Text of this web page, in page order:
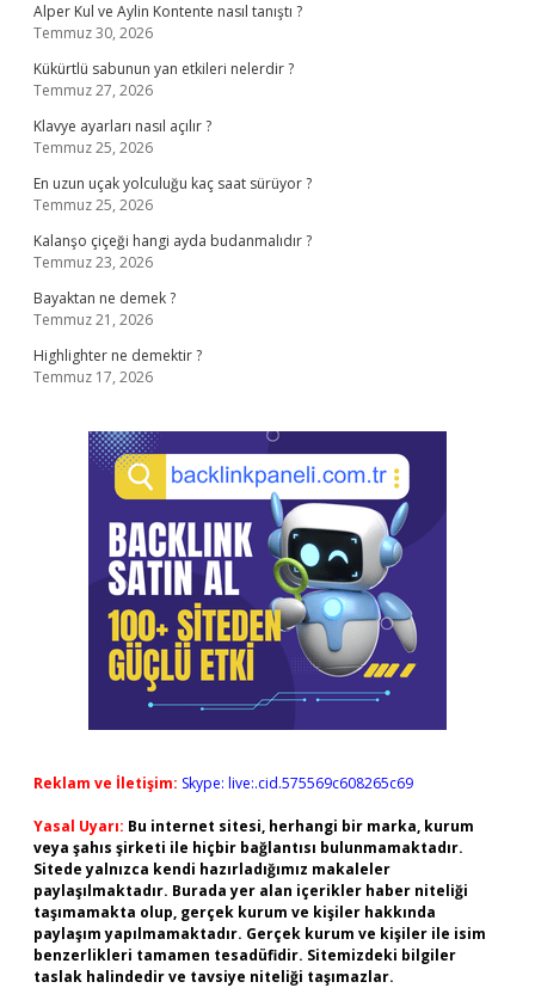
Alper Kul ve Aylin Kontente nasıl tanıştı ?
Temmuz 30, 2026
Kükürtlü sabunun yan etkileri nelerdir ?
Temmuz 27, 2026
Klavye ayarları nasıl açılır ?
Temmuz 25, 2026
En uzun uçak yolculuğu kaç saat sürüyor ?
Temmuz 25, 2026
Kalanşo çiçeği hangi ayda budanmalıdır ?
Temmuz 23, 2026
Bayaktan ne demek ?
Temmuz 21, 2026
Highlighter ne demektir ?
Temmuz 17, 2026
Reklam ve İletişim: Skype: live:.cid.575569c608265c69
Yasal Uyarı: Bu internet sitesi, herhangi bir marka, kurum
veya şahıs şirketi ile hiçbir bağlantısı bulunmamaktadır.
Sitede yalnızca kendi hazırladığımız makaleler
paylaşılmaktadır. Burada yer alan içerikler haber niteliği
taşımamakta olup, gerçek kurum ve kişiler hakkında
paylaşım yapılmamaktadır. Gerçek kurum ve kişiler ile isim
benzerlikleri tamamen tesadüfidir. Sitemizdeki bilgiler
taslak halindedir ve tavsiye niteliği taşımazlar.